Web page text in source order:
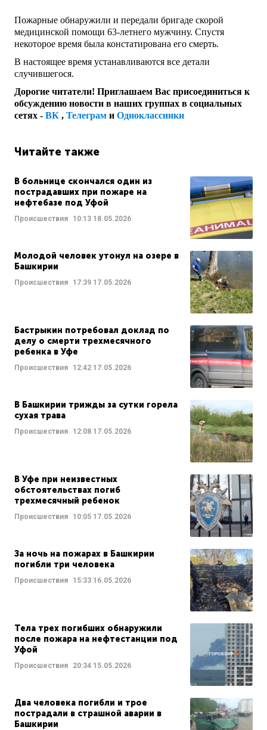
Пожарные обнаружили и передали бригаде скорой
медицинской помощи 63-летнего мужчину. Спустя
некоторое время была констатирована его смерть.
В настоящее время устанавливаются все детали
случившегося.
Дорогие читатели! Приглашаем Вас присоединиться к
обсуждению новости в наших группах в социальных
сетях - ВК , Телеграм и Одноклассники
Читайте также
В больнице скончался один из
пострадавших при пожаре на
нефтебазе под Уфой
Происшествия 10:13 18.05.2026
Молодой человек утонул на озере в
Башкирии
Происшествия 17:39 17.05.2026
Бастрыкин потребовал доклад по
делу о смерти трехмесячного
ребенка в Уфе
Происшествия 12:42 17.05.2026
В Башкирии трижды за сутки горела
сухая трава
Происшествия 12:08 17.05.2026
В Уфе при неизвестных
обстоятельствах погиб
трехмесячный ребенок
Происшествия 10:05 17.05.2026
За ночь на пожарах в Башкирии
погибли три человека
Происшествия 15:33 16.05.2026
Тела трех погибших обнаружили
после пожара на нефтестанции под
Уфой
Происшествия 20:34 15.05.2026
Два человека погибли и трое
пострадали в страшной аварии в
Башкирии